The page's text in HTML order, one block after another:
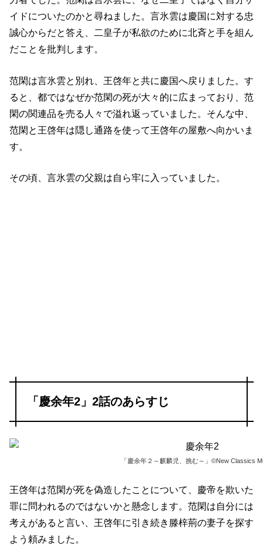
イドについたのかと尋ねました。言氷雲は慶国に対する忠
誠心からだと答え、二皇子が私欲のために北斉と手を組ん
だことを批判します。
范閑は言氷雲と別れ、王啓年と共に慶国へ戻りました。す
ると、都ではなぜか范閑の死が大々的に広まっており、范
閑の関連品を売る人々で溢れ返っていました。そんな中、
范閑と王啓年は隠し通路を使って王啓年の屋敷へ向かいま
す。
その頃、言氷雲の父親は自ら牢に入っていました。
「慶余年2」2話のあらすじ
「慶余年２～麒麟児、挑む～」©New Classics
王啓年は范閑が死を偽造したことについて、慶帝を欺いた
罪に問われるのではないかと懸念します。范閑は自分には
考えがあると言い、王啓年に引き続き滕梓荊の妻子を探す
よう頼みました。